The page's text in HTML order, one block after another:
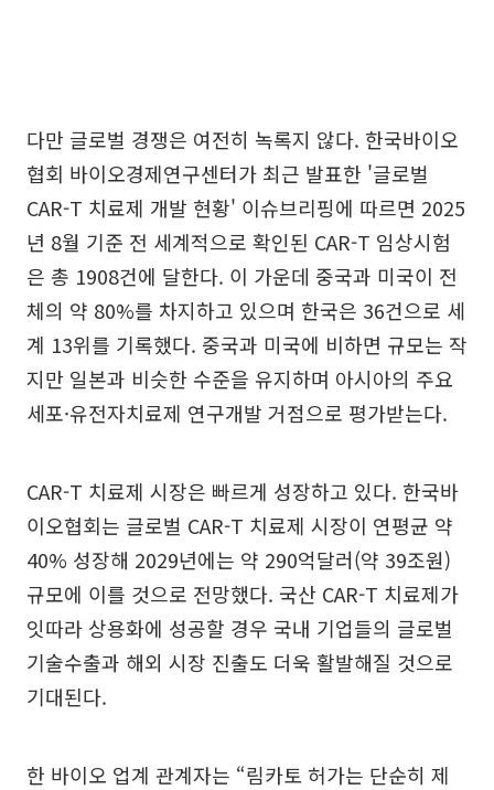
다만 글로벌 경쟁은 여전히 녹록지 않다. 한국바이오
협회 바이오경제연구센터가 최근 발표한 '글로벌
CAR-T 치료제 개발 현황' 이슈브리핑에 따르면 2025
년 8월 기준 전 세계적으로 확인된 CAR-T 임상시험
은 총 1908건에 달한다. 이 가운데 중국과 미국이 전
체의 약 80%를 차지하고 있으며 한국은 36건으로 세
계 13위를 기록했다. 중국과 미국에 비하면 규모는 작
지만 일본과 비슷한 수준을 유지하며 아시아의 주요
세포·유전자치료제 연구개발 거점으로 평가받는다.
CAR-T 치료제 시장은 빠르게 성장하고 있다. 한국바
이오협회는 글로벌 CAR-T 치료제 시장이 연평균 약
40% 성장해 2029년에는 약 290억달러(약 39조원)
규모에 이를 것으로 전망했다. 국산 CAR-T 치료제가
잇따라 상용화에 성공할 경우 국내 기업들의 글로벌
기술수출과 해외 시장 진출도 더욱 활발해질 것으로
기대된다.
한 바이오 업계 관계자는 “림카토 허가는 단순히 제